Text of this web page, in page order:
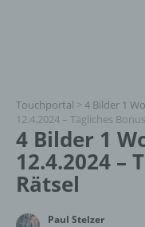
Touchportal > 4 Bilder 1
12.4.2024 – Tägliches
4 Bilder 1
12.4.2024 –
Rätsel
Paul Stelzer